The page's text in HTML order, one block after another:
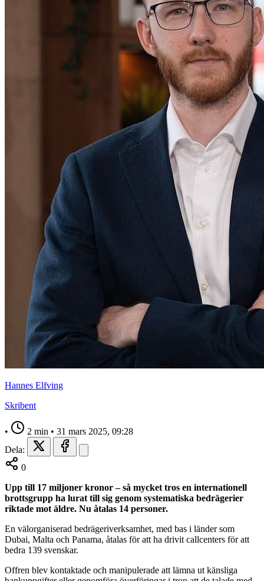
Hannes Elfving
Skribent
• 2 min • 31 mars 2025, 09:28
Dela:
0
Upp till 17 miljoner kronor – så mycket tros en internationell
brottsgrupp ha lurat till sig genom systematiska bedrägerier
riktade mot äldre. Nu åtalas 14 personer.
En välorganiserad bedrägeriverksamhet, med bas i länder som
Dubai, Malta och Panama, åtalas för att ha drivit callcenters för att
bedra 139 svenskar.
Offren blev kontaktade och manipulerade att lämna ut känsliga